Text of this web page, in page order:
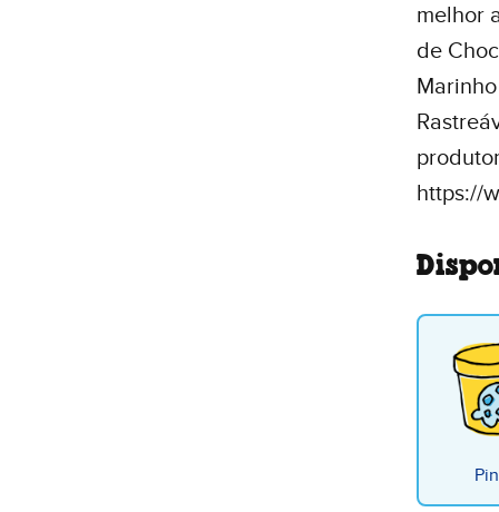
melhor
de
https://